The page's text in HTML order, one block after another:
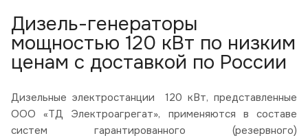
Дизель-генераторы
мощностью 120 кВт по низким
ценам с доставкой по России
Дизельные электростанции 120 кВт, представленные
ООО «ТД Электроагрегат», применяются в составе
систем гарантированного (резервного)